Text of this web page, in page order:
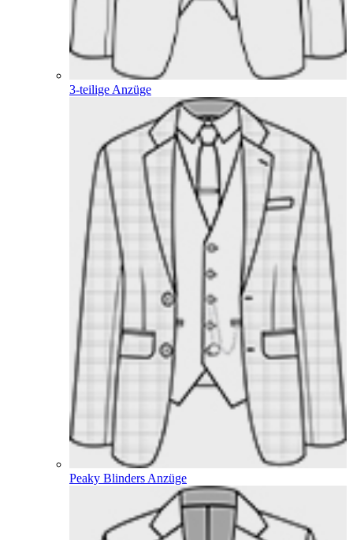
3-teilige Anzüge
Peaky Blinders Anzüge